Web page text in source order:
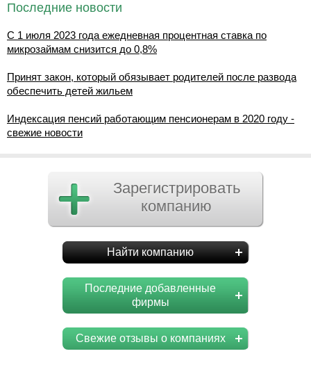
Последние новости
С 1 июля 2023 года ежедневная процентная ставка по
микрозаймам снизится до 0,8%
Принят закон, который обязывает родителей после развода
обеспечить детей жильем
Индексация пенсий работающим пенсионерам в 2020 году -
свежие новости
Зарегистрировать
компанию
Найти компанию
Последние добавленные
фирмы
Свежие отзывы о компаниях